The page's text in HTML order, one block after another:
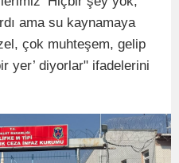
ama su kaynamaya
çok muhteşem, gelip
yer’ diyorlar" ifadelerini